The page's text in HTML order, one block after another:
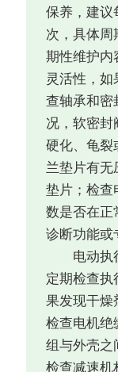
保养，建议
次，具体周
期性维护内
灵活性，
查轴承和密
况，软密封
硬化、龟裂
兰垫片有无
垫片；检查
数是否在正
诊断功能或
电动执
定期检查执
果发现干燥
检查电机绝
组与外壳之
检查减速机